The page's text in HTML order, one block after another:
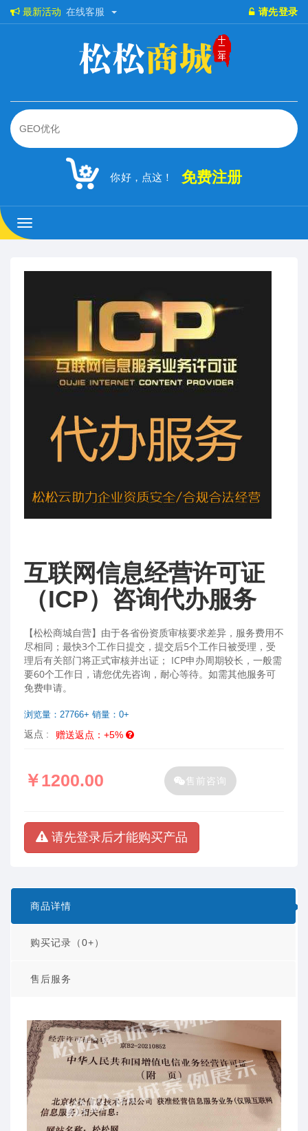
请先登录
最新活动 在线客服
你好，点这！ 免费注册
松
松
互联网信息经营许可证
（ICP）咨询代办服务
【松松商城自营】由于各省份资质审核要求差异，服务费用不
尽相同；最快3个工作日提交，提交后5个工作日被受理，受
理后有关部门将正式审核并出证； ICP申办周期较长，一般需
要60个工作日，请您优先咨询，耐心等待。如需其他服务可
免费申请。
浏览量：27766+ 销量：0+
返点 : 赠送返点：+5%
￥1200.00 售前咨询
请先登录后才能购买产品
商品详情
购买记录（0+）
售后服务